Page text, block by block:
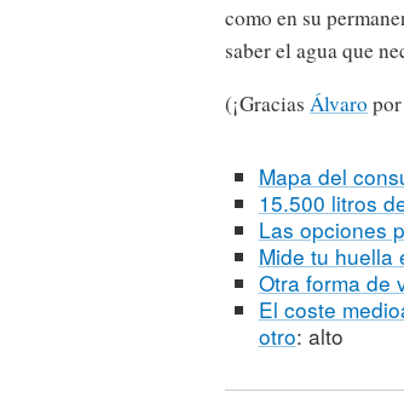
como en su
saber el agua que
(¡Gracias Álvaro
Mapa del
15.500 litros
Las opciones
Mide tu huella
Otra forma de
El coste
otro: alto